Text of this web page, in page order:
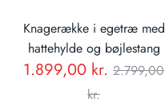
Knagerække i egetræ med
hattehylde og bøjlestang
1.899,00 kr. Normal
2.799,00
kr.